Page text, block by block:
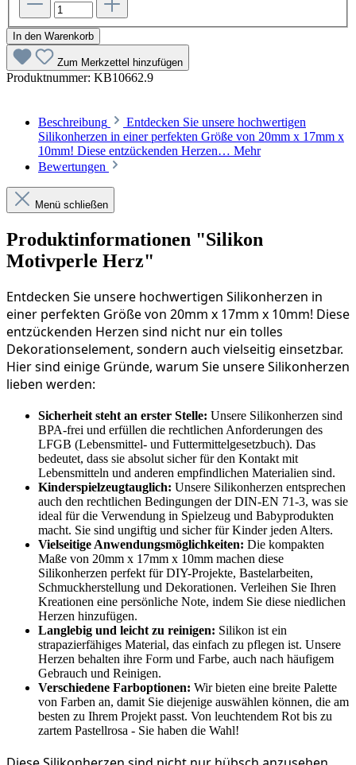
In den Warenkorb
Zum Merkzettel hinzufügen
Produktnummer: KB10662.9
Beschreibung
Entdecken Sie unsere hochwertigen
Silikonherzen in einer perfekten Größe von 20mm x 17mm x
10mm! Diese entzückenden Herzen… Mehr
Bewertungen
Menü schließen
Produktinformationen "Silikon
Motivperle Herz"
Entdecken Sie unsere hochwertigen Silikonherzen in
einer perfekten Größe von 20mm x 17mm x 10mm! Diese
entzückenden Herzen sind nicht nur ein tolles
Dekorationselement, sondern auch vielseitig einsetzbar.
Hier sind einige Gründe, warum Sie unsere Silikonherzen
lieben werden:
Sicherheit steht an erster Stelle: Unsere Silikonherzen sind
BPA-frei und erfüllen die rechtlichen Anforderungen des
LFGB (Lebensmittel- und Futtermittelgesetzbuch). Das
bedeutet, dass sie absolut sicher für den Kontakt mit
Lebensmitteln und anderen empfindlichen Materialien sind.
Kinderspielzeugtauglich: Unsere Silikonherzen entsprechen
auch den rechtlichen Bedingungen der DIN-EN 71-3, was sie
ideal für die Verwendung in Spielzeug und Babyprodukten
macht. Sie sind ungiftig und sicher für Kinder jeden Alters.
Vielseitige Anwendungsmöglichkeiten: Die kompakten
Maße von 20mm x 17mm x 10mm machen diese
Silikonherzen perfekt für DIY-Projekte, Bastelarbeiten,
Schmuckherstellung und Dekorationen. Verleihen Sie Ihren
Kreationen eine persönliche Note, indem Sie diese niedlichen
Herzen hinzufügen.
Langlebig und leicht zu reinigen: Silikon ist ein
strapazierfähiges Material, das einfach zu pflegen ist. Unsere
Herzen behalten ihre Form und Farbe, auch nach häufigem
Gebrauch und Reinigen.
Verschiedene Farboptionen: Wir bieten eine breite Palette
von Farben an, damit Sie diejenige auswählen können, die am
besten zu Ihrem Projekt passt. Von leuchtendem Rot bis zu
zartem Pastellrosa - Sie haben die Wahl!